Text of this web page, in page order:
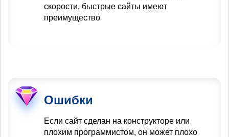
скорости, быстрые сайты имеют
преимущество
Ошибки
Если сайт сделан на конструкторе или
плохим программистом, он может плохо